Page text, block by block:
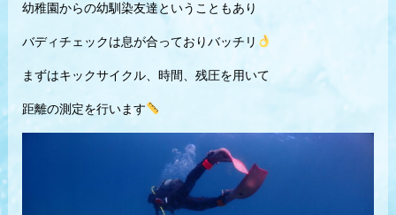
幼稚園からの幼馴染友達ということもあり
バディチェックは息が合っておりバッチリ
まずはキックサイクル、時間、残圧を用いて
距離の測定を行います